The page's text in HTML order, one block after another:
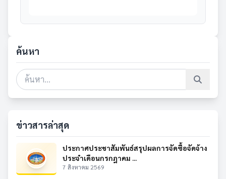
ค้นหา
ข่าวสารล่าสุด
ประกาศประชาสัมพันธ์สรุปผลการจัดซื้อจัดจ้าง
ประจำเดือนกรกฎาคม ...
7 สิงหาคม 2569